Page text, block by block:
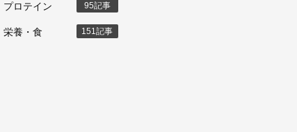
プロテイン 95
栄養・食 151